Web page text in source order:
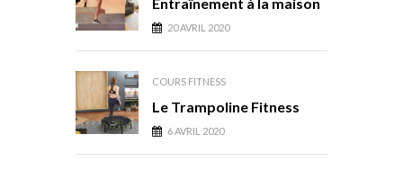
20 AVRIL 2020
COURS FITNESS
Le Trampoline Fitness
6 AVRIL 2020